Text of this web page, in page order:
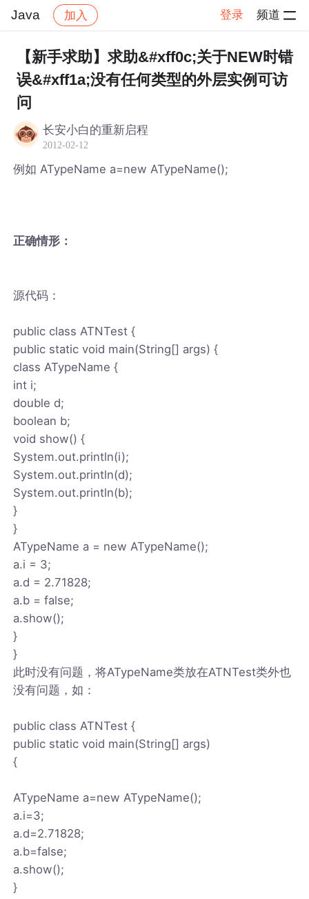
Java 加入 登录 频道
社区 Java 帖子详情
【新手求助】求助&#xff0c;关于NEW时错
误&#xff1a;没有任何类型的外层实例可访
问
长安小白的重新启程
2012-02-12
例如 ATypeName a=new ATypeName();
正确情形：
源代码：
public class ATNTest {
public static void main(String[] args) {
class ATypeName {
int i;
double d;
boolean b;
void show() {
System.out.println(i);
System.out.println(d);
System.out.println(b);
}
}
ATypeName a = new ATypeName();
a.i = 3;
a.d = 2.71828;
a.b = false;
a.show();
}
}
此时没有问题，将ATypeName类放在ATNTest类外也
没有问题，如：
public class ATNTest {
public static void main(String[] args)
{
ATypeName a=new ATypeName();
a.i=3;
a.d=2.71828;
a.b=false;
a.show();
}